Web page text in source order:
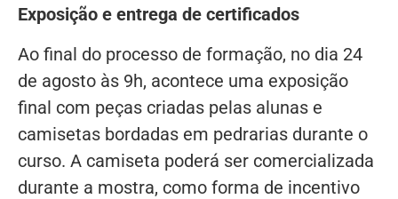
Exposição e entrega de certificados
Ao final do processo de formação, no dia 24
de agosto às 9h, acontece uma exposição
final com peças criadas pelas alunas e
camisetas bordadas em pedrarias durante o
curso. A camiseta poderá ser comercializada
durante a mostra, como forma de incentivo